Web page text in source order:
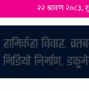
२२ श्रावण २०८३,